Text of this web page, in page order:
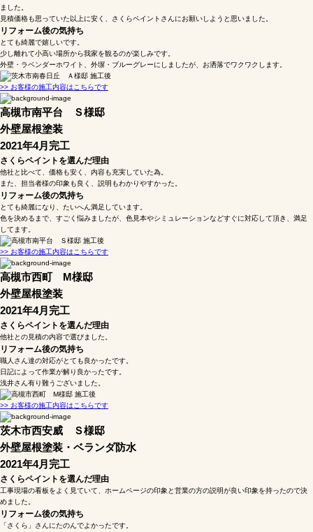
ました。
見積価格も思っていた以上に安く、さくらペイントさんにお願いしようと思いました。
リフォーム後の気持ち
とても綺麗で嬉しいです。
少し離れて小高い場所から我家を観るのが楽しみです。
外壁・ラベンダーホワイト、外塀・ブルーグレーにしましたが、お洒落でワクワクします。
>> お客様の施工内容はこちらです
高槻市南平台 Ｓ様邸
外壁屋根塗装
2021年4月完工
さくらペイントを選んだ理由
他社と比べて、価格も安く、内容も充実していた為。
また、担当者様の印象も良く、説明もわかりやすかった。
リフォーム後の気持ち
とても綺麗になり、たいへん満足しています。
色を決めるまで、すごく悩みましたが、色見本やシミュレーションなどすぐに対応して頂き、満足
してます。
>> お客様の施工内容はこちらです
高槻市西町 М様邸
外壁屋根塗装
2021年4月完工
さくらペイントを選んだ理由
他社との見積の内容で選びました。
リフォーム後の気持ち
職人さん達の対応がとても良かったです。
日記によって作業が解り良かったです。
浅井さん有り難うございました。
>> お客様の施工内容はこちらです
茨木市西安威 Ｓ様邸
外壁屋根塗装・ベランダ防水
2021年4月完工
さくらペイントを選んだ理由
工事現場の看板をよく見ていて、ホームページの印象と営業の方の説明が良い印象を持ったので決
めました。
リフォーム後の気持ち
「さくら」さんにたのんでよかったです。